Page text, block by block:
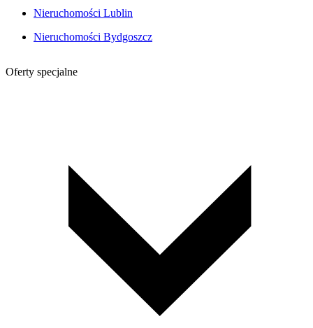
Nieruchomości Lublin
Nieruchomości Bydgoszcz
Oferty specjalne